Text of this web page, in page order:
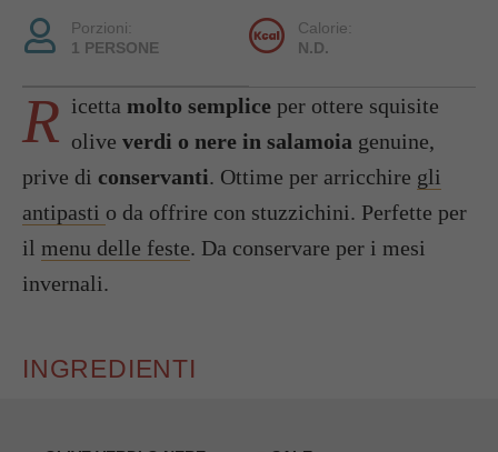
Porzioni:
1 PERSONE
Calorie:
N.D.
R icetta molto semplice per ottere squisite
olive verdi o nere in salamoia genuine,
prive di conservanti. Ottime per arricchire gli
antipasti o da offrire con stuzzichini. Perfette per
il menu delle feste. Da conservare per i mesi
invernali.
INGREDIENTI